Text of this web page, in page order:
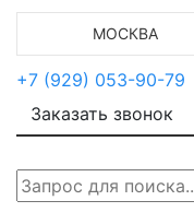
МОСКВА
+7 (929) 053-90-79
Заказать звонок